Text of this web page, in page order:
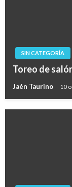
SIN CATEGORÍA
Toreo de
Jaén Taurino 10